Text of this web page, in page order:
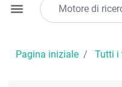
menu
Pagina iniziale Tutti i